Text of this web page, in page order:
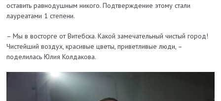
оставить равнодушным никого. Подтверждение этому стали
лауреатами 1 степени.
– Мы в восторге от Витебска. Какой замечательный чистый город!
Чистейший воздух, красивые цветы, приветливые люди, –
поделилась Юлия Колдакова.